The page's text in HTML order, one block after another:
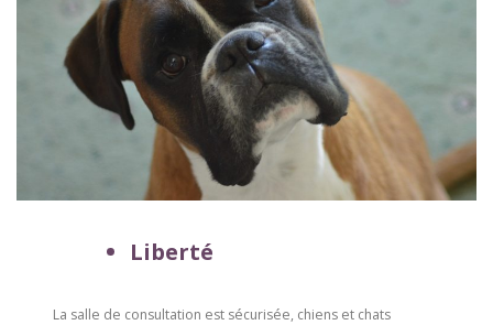
Liberté
La salle de consultation est sécurisée, chiens et chats